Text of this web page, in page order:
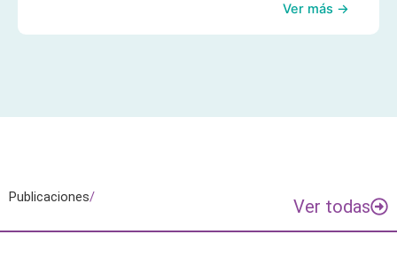
Ver más →
Publicaciones/ Ver todas